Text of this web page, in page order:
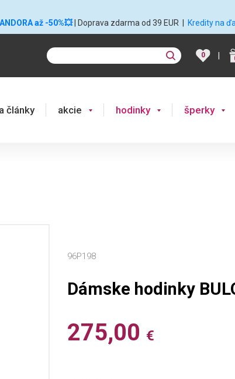
až -50%💥 | Doprava zdarma od 39 EUR Kredity na
0 |
články akcie hodinky šperky
96P198
Dámske hodinky
275,00 €